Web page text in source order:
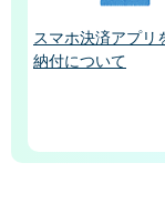
スマホ決済アプリ
納付について